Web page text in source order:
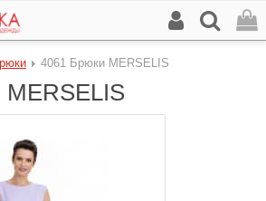
4061 Брюки MERSELIS